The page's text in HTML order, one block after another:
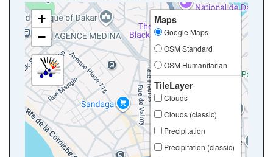
+
−
Maps
Google Maps
OSM Standard
OSM Humanitarian
TileLayer
Clouds
Clouds (classic)
Precipitation
Precipitation (classic)